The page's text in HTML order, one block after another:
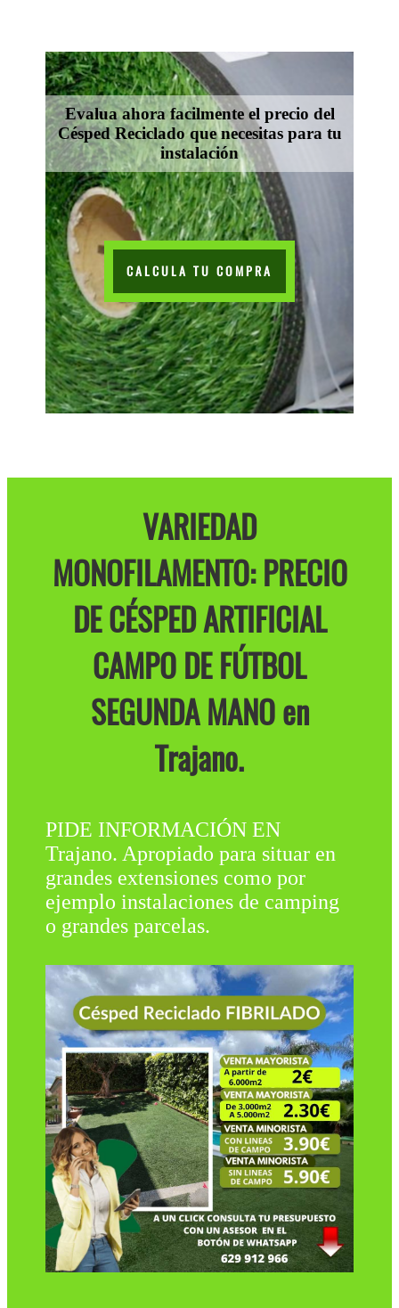
Evalua ahora facilmente el precio del
Césped Reciclado que necesitas para tu
instalación
CALCULA TU COMPRA
VARIEDAD
MONOFILAMENTO: PRECIO
DE CÉSPED ARTIFICIAL
CAMPO DE FÚTBOL
SEGUNDA MANO en
Trajano.
PIDE INFORMACIÓN EN
Trajano. Apropiado para situar en
grandes extensiones como por
ejemplo instalaciones de camping
o grandes parcelas.